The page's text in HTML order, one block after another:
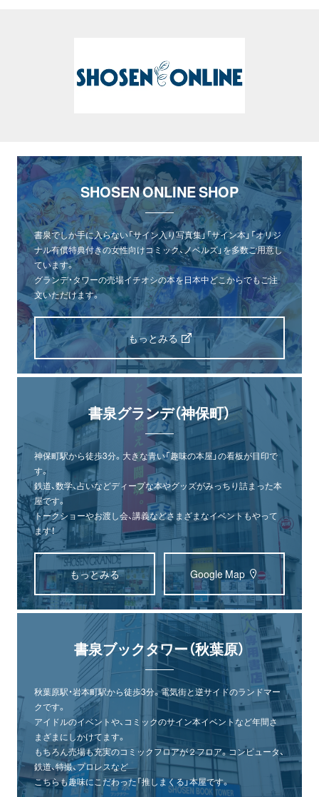
SHOSEN ONLINE SHOP
書泉でしか手に入らない「サイン入り写真集」「サイン本」「オリジ
ナル有償特典付きの女性向けコミック、ノベルズ」を多数ご用意し
ています。
グランデ・タワーの売場イチオシの本を日本中どこからでもご注
文いただけます。
もっとみる
書泉グランデ（神保町）
神保町駅から徒歩3分。大きな青い「趣味の本屋」の看板が目印で
す。
鉄道、数学、占いなどディープな本やグッズがみっちり詰まった本
屋です。
トークショーやお渡し会、講義などさまざまなイベントもやって
ます！
もっとみる Google Map
書泉ブックタワー（秋葉原）
秋葉原駅・岩本町駅から徒歩3分。電気街と逆サイドのランドマー
クです。
アイドルのイベントや、コミックのサイン本イベントなど年間さ
まざまにしかけてます。
もちろん売場も充実のコミックフロアが２フロア。コンピュータ、
鉄道、特撮、プロレスなど
こちらも趣味にこだわった「推しまくる」本屋です。